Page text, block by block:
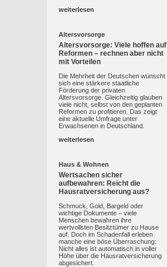
weiterlesen
Altersvorsorge
Altersvorsorge: Viele hoffen auf
Reformen – rechnen aber nicht
mit Vorteilen
Die Mehrheit der Deutschen wünscht
sich eine stärkere staatliche
Förderung der privaten
Altersvorsorge. Gleichzeitig glauben
viele nicht, selbst von den geplanten
Reformen zu profitieren. Das zeigt
eine aktuelle Umfrage unter
Erwachsenen in Deutschland.
weiterlesen
Haus & Wohnen
Wertsachen sicher
aufbewahren: Reicht die
Hausratversicherung aus?
Schmuck, Gold, Bargeld oder
wichtige Dokumente – viele
Menschen bewahren ihre
wertvollsten Besitztümer zu Hause
auf. Doch im Schadenfall erleben
manche eine böse Überraschung:
Nicht alles ist automatisch in voller
Höhe über die Hausratversicherung
abgesichert.